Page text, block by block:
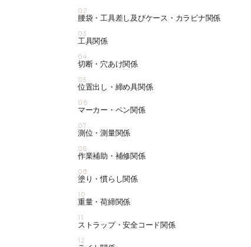
02
腰袋・工具差し及びケース・カラビナ関係
03
工具関係
04
切断・穴あけ関係
05
位置出し・締め具関係
06
マーカー・ペン関係
07
測位・測量関係
08
作業補助・補修関係
09
塗り・慣らし関係
10
重量・荷締関係
11
ストラップ・安全コード関係
12